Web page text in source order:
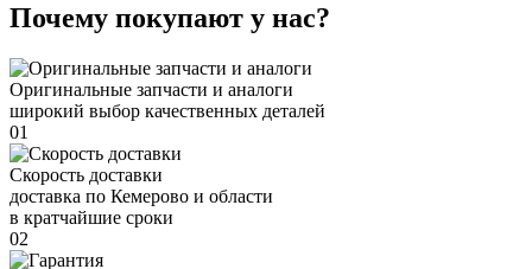
Почему покупают у нас?
Оригинальные запчасти и аналоги
широкий выбор качественных деталей
01
Скорость доставки
доставка по Кемерово и области
в кратчайшие сроки
02